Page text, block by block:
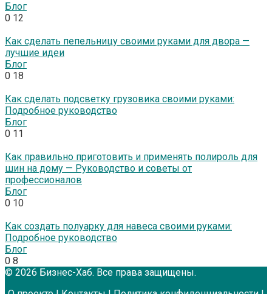
Блог
0 12
Как сделать пепельницу своими руками для двора —
лучшие идеи
Блог
0 18
Как сделать подсветку грузовика своими руками:
Подробное руководство
Блог
0 11
Как правильно приготовить и применять полироль для
шин на дому — Руководство и советы от
профессионалов
Блог
0 10
Как создать полуарку для навеса своими руками:
Подробное руководство
Блог
0 8
© 2026 Бизнес-Хаб. Все права защищены.